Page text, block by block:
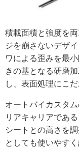
積載面積と強度を
ジを崩さないデザ
ワによる歪みを最
きの基となる研磨
し、表面処理にこ
オートバイカスタ
リアキャリアであ
シートとの高さを
としても使いやすく